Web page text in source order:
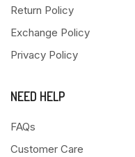
Return Policy
Exchange Policy
Privacy Policy
NEED HELP
FAQs
Customer Care